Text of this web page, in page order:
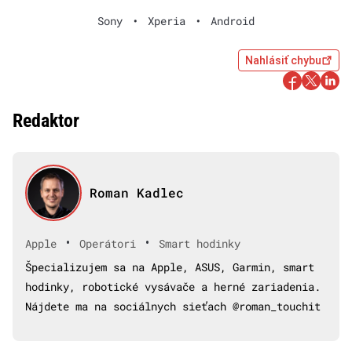
Sony • Xperia • Android
Nahlásiť chybu
Redaktor
Roman Kadlec
Apple • Operátori •
Smart hodinky
Špecializujem sa na Apple, ASUS, Garmin, smart
hodinky, robotické vysávače a herné zariadenia.
Nájdete ma na sociálnych sieťach @roman_touchit